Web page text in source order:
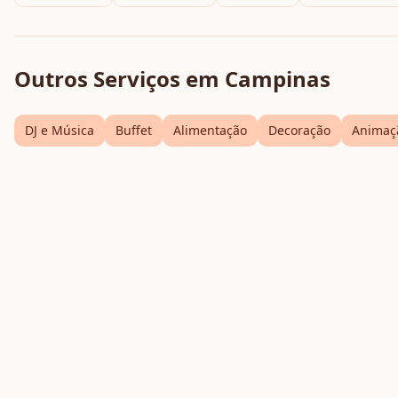
Outros Serviços em Campinas
DJ e Música Buffet Alimentação Decoração